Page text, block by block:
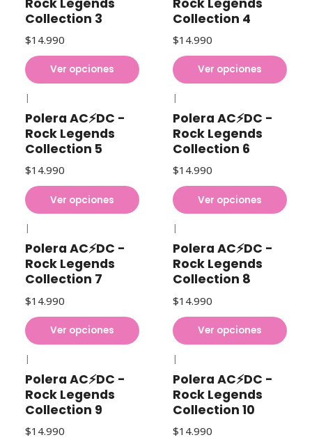
Collection 3
$14.990
Ver opciones
Collection 4
$14.990
Ver opciones
|
Polera AC⚡DC -
Rock Legends
Collection 5
$14.990
Ver opciones
|
Polera AC⚡DC -
Rock Legends
Collection 6
$14.990
Ver opciones
|
Polera AC⚡DC -
Rock Legends
Collection 7
$14.990
Ver opciones
|
Polera AC⚡DC -
Rock Legends
Collection 8
$14.990
Ver opciones
|
Polera AC⚡DC -
Rock Legends
Collection 9
$14.990
|
Polera AC⚡DC -
Rock Legends
Collection 10
$14.990